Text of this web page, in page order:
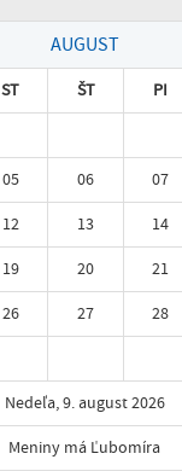
AUGUST
ST ŠT PI
05 06 07
12 13 14
19 20 21
26 27 28
Nedeľa, 9. august 2026
Meniny má Ľubomíra